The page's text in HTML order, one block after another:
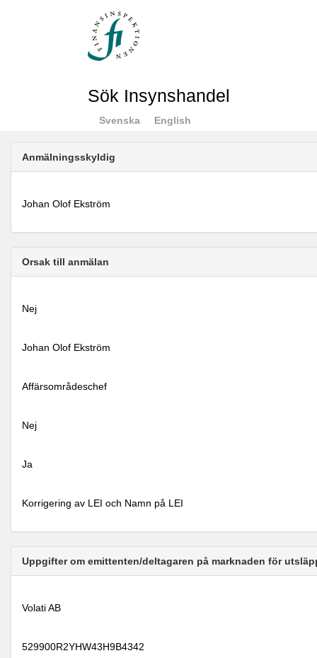
Sök Insynshandel
Svenska English
Anmälningsskyldig
Johan Olof Ekström
Orsak till anmälan
Nej
Johan Olof Ekström
Affärsområdeschef
Nej
Ja
Korrigering av LEI och Namn på LEI
Uppgifter om emittenten/deltagaren på marknaden för
Volati AB
529900R2YHW43H9B4342